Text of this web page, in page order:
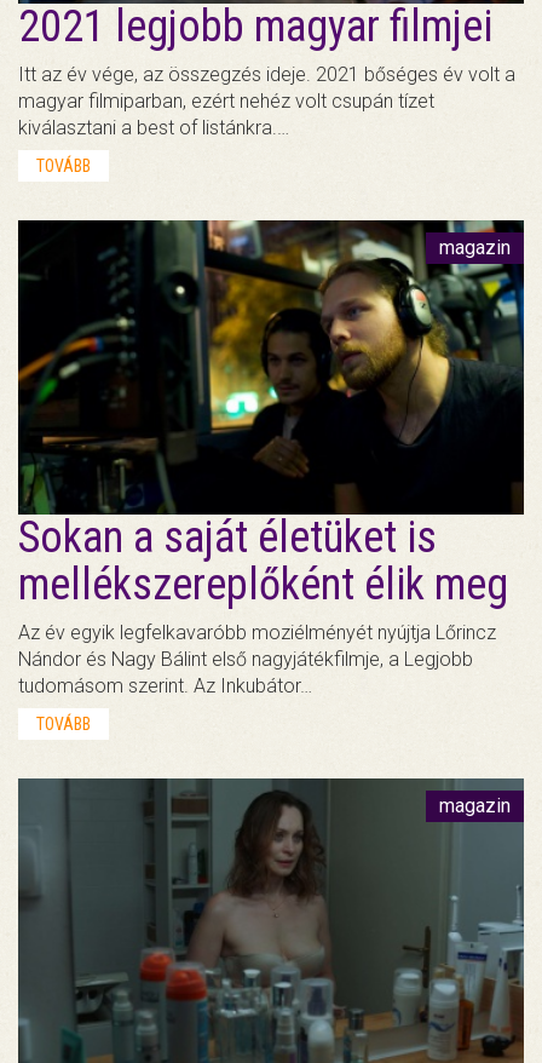
2021 legjobb magyar filmjei
Itt az év vége, az összegzés ideje. 2021 bőséges év volt a
magyar filmiparban, ezért nehéz volt csupán tízet
kiválasztani a best of listánkra.…
TOVÁBB
magazin
Sokan a saját életüket is
mellékszereplőként élik meg
Az év egyik legfelkavaróbb moziélményét nyújtja Lőrincz
Nándor és Nagy Bálint első nagyjátékfilmje, a Legjobb
tudomásom szerint. Az Inkubátor…
TOVÁBB
magazin